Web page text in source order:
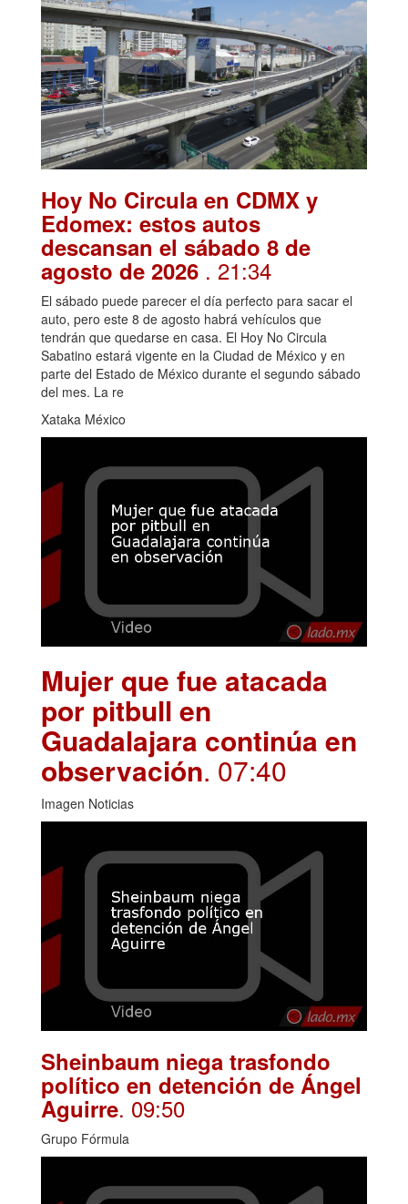
Hoy No Circula en CDMX y
Edomex: estos autos
descansan el sábado 8 de
agosto de 2026 . 21:34
El sábado puede parecer el día perfecto para sacar el
auto, pero este 8 de agosto habrá vehículos que
tendrán que quedarse en casa. El Hoy No Circula
Sabatino estará vigente en la Ciudad de México y en
parte del Estado de México durante el segundo sábado
del mes. La re
Xataka México
Mujer que fue atacada
por pitbull en
Guadalajara continúa en
observación. 07:40
Imagen Noticias
Sheinbaum niega trasfondo
político en detención de Ángel
Aguirre. 09:50
Grupo Fórmula